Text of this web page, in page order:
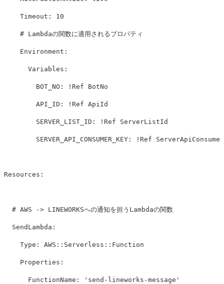
Timeout : 10
# Lambdaの関数に適用されるプロパティ
Environment :
Variables :
BOT_NO : !Ref BotNo
API_ID : !Ref ApiId
SERVER_LIST_ID : !Ref ServerListId
SERVER_API_CONSUMER_KEY : !Ref
Resources :
# AWS -> LINEWORKSへの通知を担うLambdaの関数
SendLambda :
Type : AWS::Serverless::Function
Properties :
FunctionName : ' send-lineworks-message'